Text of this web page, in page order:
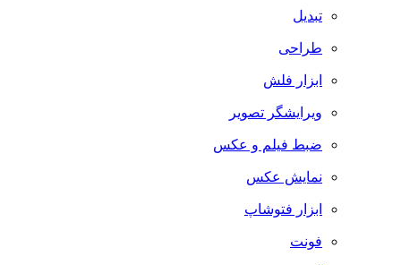
تبدیل
طراحی
ابزار فلش
ویرایشگر تصویر
ضبط فيلم و عكس
نمایش عکس
ابزار فتوشاپ
فونت